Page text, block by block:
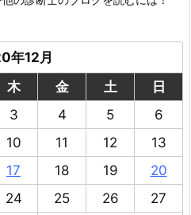
年12月
木 金 土
日
3 4 5
6
10 11 12
13
17 18 19
20
24 25 26
27